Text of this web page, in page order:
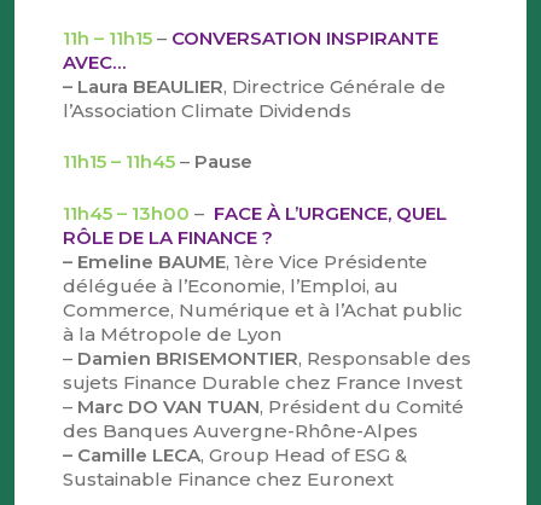
11h – 11h15 – CONVERSATION INSPIRANTE
AVEC…
– Laura BEAULIER, Directrice Générale de
l’Association Climate Dividends
11h15 – 11h45 – Pause
11h45 – 13h00 – FACE À L’URGENCE, QUEL
RÔLE DE LA FINANCE ?
– Emeline BAUME, 1ère Vice Présidente
déléguée à l’Economie, l’Emploi, au
Commerce, Numérique et à l’Achat public
à la Métropole de Lyon
– Damien BRISEMONTIER, Responsable des
sujets Finance Durable chez France Invest
– Marc DO VAN TUAN, Président du Comité
des Banques Auvergne-Rhône-Alpes
– Camille LECA, Group Head of ESG &
Sustainable Finance chez Euronext